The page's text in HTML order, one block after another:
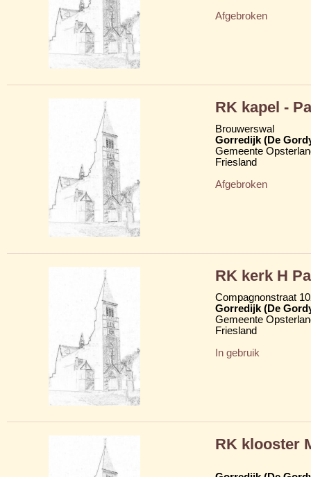
Afgebroken
RK kapel -
Brouwerswal
Gorredijk (De
Gemeente
Friesland
Afgebroken
RK kerk H
Compagnonstraat
Gorredijk (De
Gemeente
Friesland
In gebruik
RK klooster